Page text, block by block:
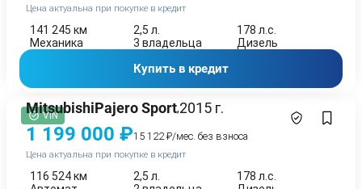
Цена актуальна при покупке в кредит
141 245 км 2,5 л.
178 л.с.
Механика
3 владельца Дизель
Купить в кредит
VIN
MitsubishiPajero Sport,2015 г.
1 199 000 ₽15 122 ₽/мес. без взноса
Цена актуальна при покупке в кредит
116 524 км 2,5 л.
178 л.с.